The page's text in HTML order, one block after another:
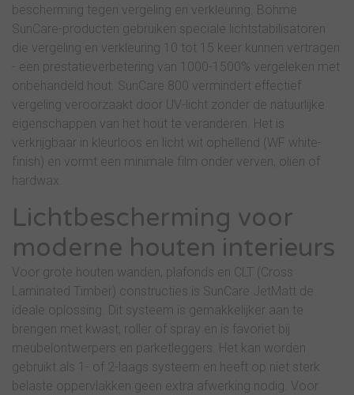
bescherming tegen vergeling en verkleuring. Böhme
SunCare-producten gebruiken speciale lichtstabilisatoren
die vergeling en verkleuring 10 tot 15 keer kunnen vertragen
- een prestatieverbetering van 1000-1500% vergeleken met
onbehandeld hout. SunCare 800 vermindert effectief
vergeling veroorzaakt door UV-licht zonder de natuurlijke
eigenschappen van het hout te veranderen. Het is
verkrijgbaar in kleurloos en licht wit ophellend (WF white-
finish) en vormt een minimale film onder verven, oliën of
hardwax.
Lichtbescherming voor
moderne houten interieurs
Voor grote houten wanden, plafonds en CLT (Cross
Laminated Timber) constructies is SunCare JetMatt de
ideale oplossing. Dit systeem is gemakkelijker aan te
brengen met kwast, roller of spray en is favoriet bij
meubelontwerpers en parketleggers. Het kan worden
gebruikt als 1- of 2-laags systeem en heeft op niet sterk
belaste oppervlakken geen extra afwerking nodig. Voor